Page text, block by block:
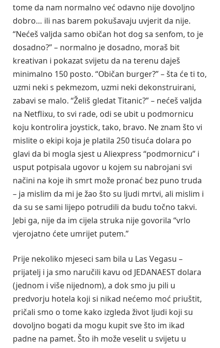
tome da nam normalno već odavno nije dovoljno
dobro… ili nas barem pokušavaju uvjerit da nije.
“Nećeš valjda samo običan hot dog sa senfom, to je
dosadno?” – normalno je dosadno, moraš bit
kreativan i pokazat svijetu da na terenu daješ
minimalno 150 posto. “Običan burger?” – šta će ti to,
uzmi neki s pekmezom, uzmi neki dekonstruirani,
zabavi se malo. “Želiš gledat Titanic?” – nećeš valjda
na Netflixu, to svi rade, odi se ubit u podmornicu
koju kontrolira joystick, tako, bravo. Ne znam što vi
mislite o ekipi koja je platila 250 tisuća dolara po
glavi da bi mogla sjest u Aliexpress “podmornicu” i
usput potpisala ugovor u kojem su nabrojani svi
načini na koje ih smrt može pronać bez puno truda
– ja mislim da mi je žao što su ljudi mrtvi, ali mislim i
da su se sami lijepo potrudili da budu točno takvi.
Jebi ga, nije da im cijela struka nije govorila “vrlo
vjerojatno ćete umrijet putem.”
Prije nekoliko mjeseci sam bila u Las Vegasu –
prijatelj i ja smo naručili kavu od JEDANAEST dolara
(jednom i više nijednom), a dok smo ju pili u
predvorju hotela koji si nikad nećemo moć priuštit,
pričali smo o tome kako izgleda život ljudi koji su
dovoljno bogati da mogu kupit sve što im ikad
padne na pamet. Što ih može veselit u svijetu u